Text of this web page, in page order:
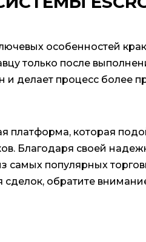
особенностей
только после
и делает процесс более
платформа, которая
Благодаря своей
самых популярных
обратите